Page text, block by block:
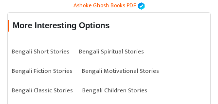
Ashoke Ghosh Books PDF
More Interesting Options
Bengali Short Stories
Bengali Spiritual Stories
Bengali Fiction Stories
Bengali Motivational Stories
Bengali Classic Stories
Bengali Children Stories